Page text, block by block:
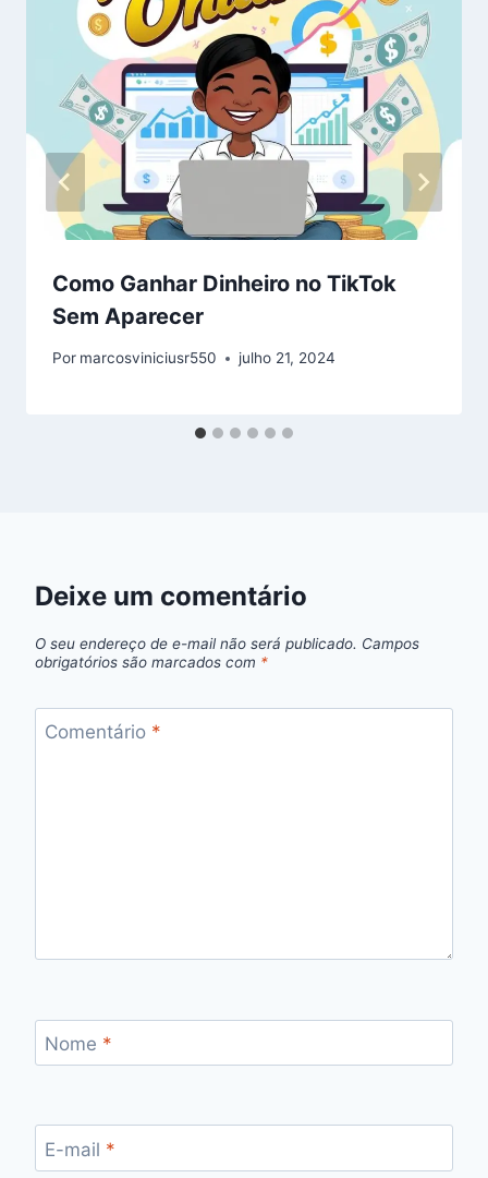
Como Ganhar Dinheiro no TikTok
Sem Aparecer
Por marcosviniciusr550 julho 21, 2024
Deixe um comentário
O seu endereço de e-mail não será publicado. Campos
obrigatórios são marcados com *
Comentário *
Nome *
E-mail *